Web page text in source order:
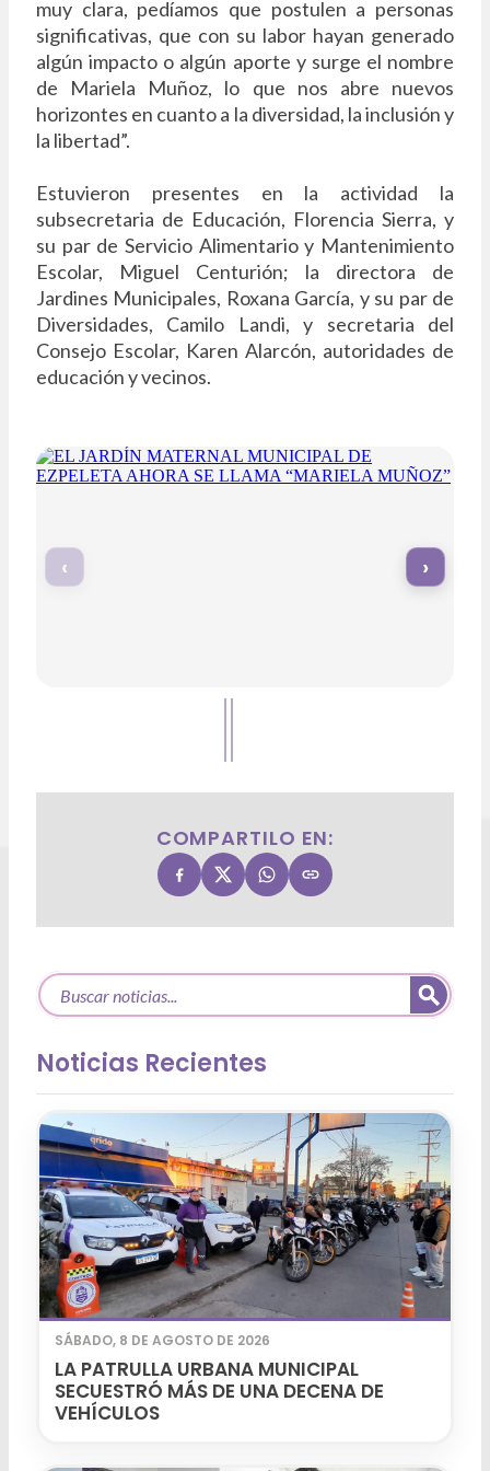
muy clara, pedíamos que postulen a personas
significativas, que con su labor hayan generado
algún impacto o algún aporte y surge el nombre
de Mariela Muñoz, lo que nos abre nuevos
horizontes en cuanto a la diversidad, la inclusión y
la libertad”.
Estuvieron presentes en la actividad la
subsecretaria de Educación, Florencia Sierra, y
su par de Servicio Alimentario y Mantenimiento
Escolar, Miguel Centurión; la directora de
Jardines Municipales, Roxana García, y su par de
Diversidades, Camilo Landi, y secretaria del
Consejo Escolar, Karen Alarcón, autoridades de
educación y vecinos.
‹ ›
COMPARTILO EN:
Noticias Recientes
SÁBADO, 8 DE AGOSTO DE 2026
LA PATRULLA URBANA MUNICIPAL
SECUESTRÓ MÁS DE UNA DECENA DE
VEHÍCULOS